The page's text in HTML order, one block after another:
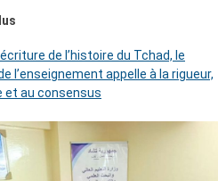
de l’histoire du Tchad, le
l’enseignement appelle à la rigueur,
et au consensus